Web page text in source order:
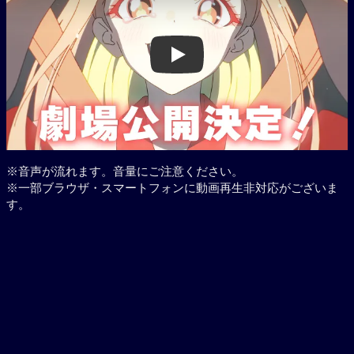
Play
※音声が流れます。音量にご注意ください。
※一部ブラウザ・スマートフォンに動画再生非対応がございま
す。